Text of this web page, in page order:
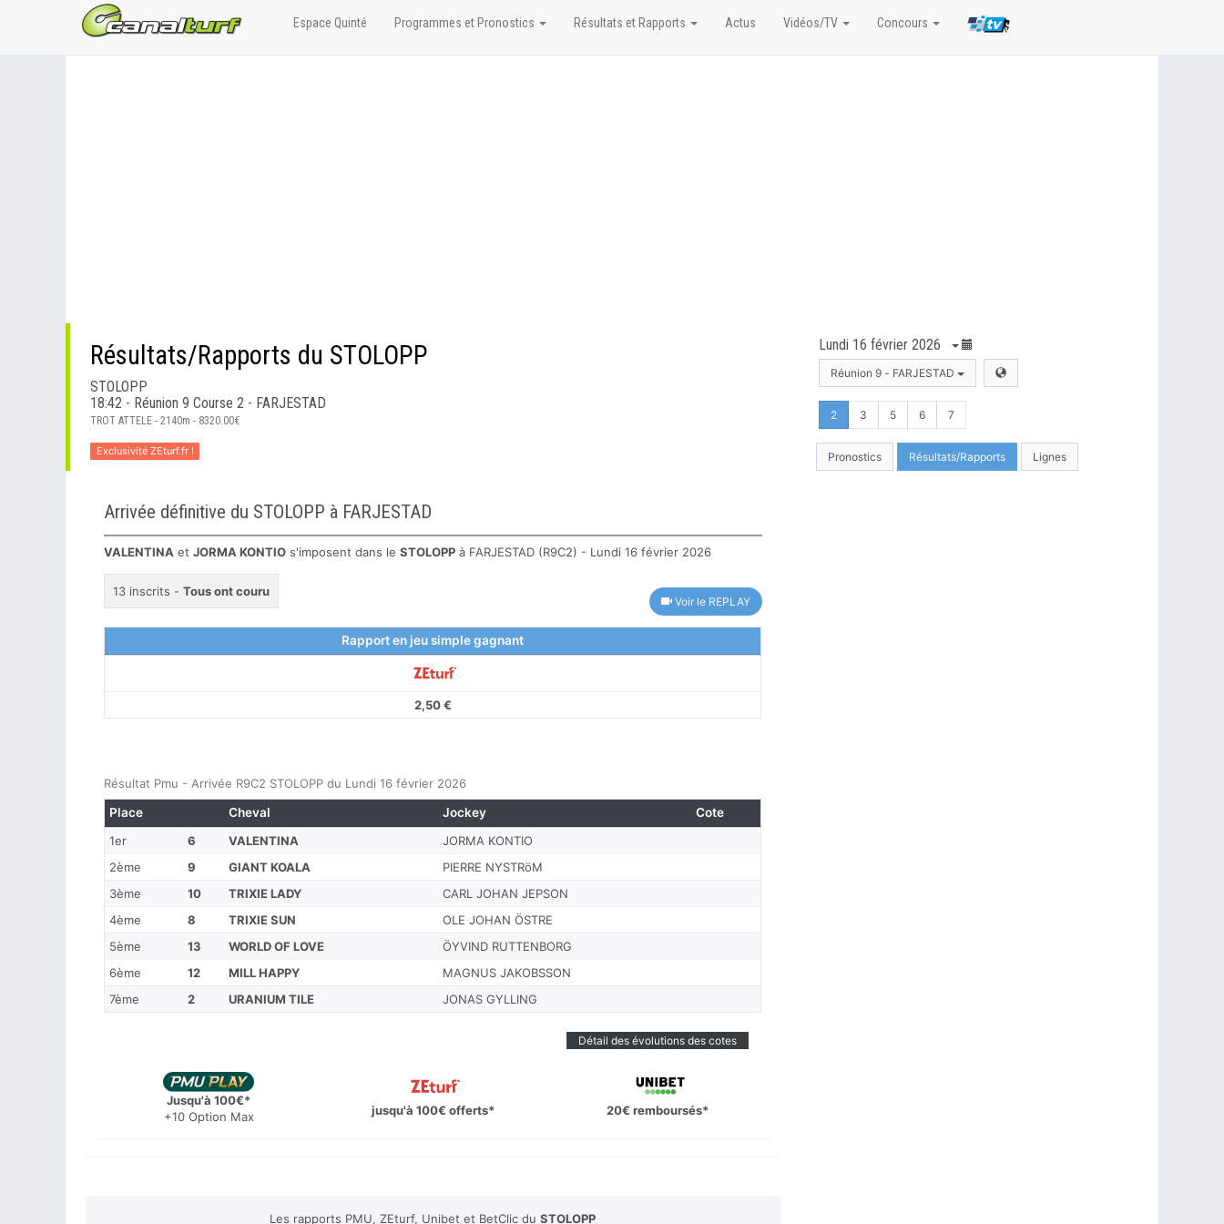
Résultats/Rapports du STOLOPP
STOLOPP
18:42 - Réunion 9 Course 2 - FARJESTAD
TROT ATTELE - 2140m - 8320.00€
Exclusivité ZEturf.fr !
Lundi 16 février 2026
Réunion 9 - FARJESTAD
2 3 5 6 7
Pronostics Résultats/Rapports Lignes
Arrivée définitive du STOLOPP à FARJESTAD
VALENTINA et JORMA KONTIO s'imposent dans le STOLOPP à FARJESTAD (R9C2) - Lundi 16 février 2026
13 inscrits - Tous ont couru
Voir le REPLAY
Rapport en jeu simple gagnant
2,50 €
Résultat Pmu - Arrivée R9C2 STOLOPP du Lundi 16 février 2026
1er 6 VALENTINA
JORMA KONTIO
2ème
9 GIANT KOALA
PIERRE NYSTRöM
3ème
10 TRIXIE LADY
CARL JOHAN JEPSON
4ème
8 TRIXIE SUN
OLE JOHAN ÖSTRE
5ème
13 WORLD OF LOVE
ÖYVIND RUTTENBORG
6ème
12 MILL HAPPY
MAGNUS JAKOBSSON
7ème
2 URANIUM TILE JONAS GYLLING
Place Cheval Jockey Cote
Détail des évolutions des cotes
Jusqu'à 100€*
+10 Option Max
jusqu'à 100€ offerts* 20€ remboursés*
Les rapports PMU, ZEturf, Unibet et BetClic duSTOLOPP
Espace Quinté Programmes et Pronostics Résultats et Rapports Actus Vidéos/TV Concours